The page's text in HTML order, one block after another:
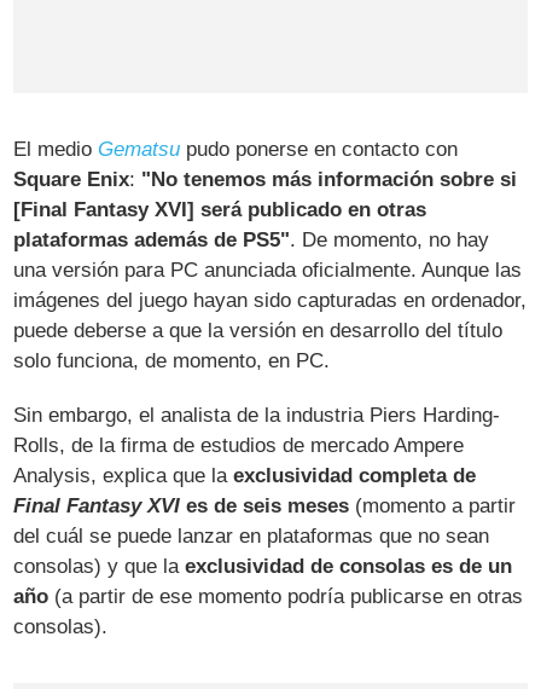
El medioGematsu pudo ponerse en contacto con
Square Enix: "No tenemos más información sobre si
[Final Fantasy XVI] será publicado en otras
plataformas además de PS5". De momento, no hay
una versión para PC anunciada oficialmente. Aunque las
imágenes del juego hayan sido capturadas en ordenador,
puede deberse a que la versión en desarrollo del título
solo funciona, de momento, en PC.
Sin embargo, el analista de la industria Piers Harding-
Rolls, de la firma de estudios de mercado Ampere
Analysis, explica que laexclusividad completa de
Final Fantasy XVI es de seis meses (momento a partir
del cuál se puede lanzar en plataformas que no sean
consolas) y que laexclusividad de consolas es de un
año (a partir de ese momento podría publicarse en otras
consolas).